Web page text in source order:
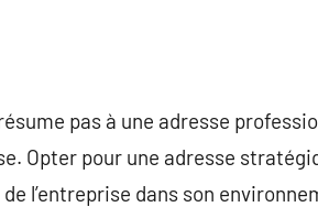
pas à une adresse
Opter pour une adresse
l’entreprise dans son